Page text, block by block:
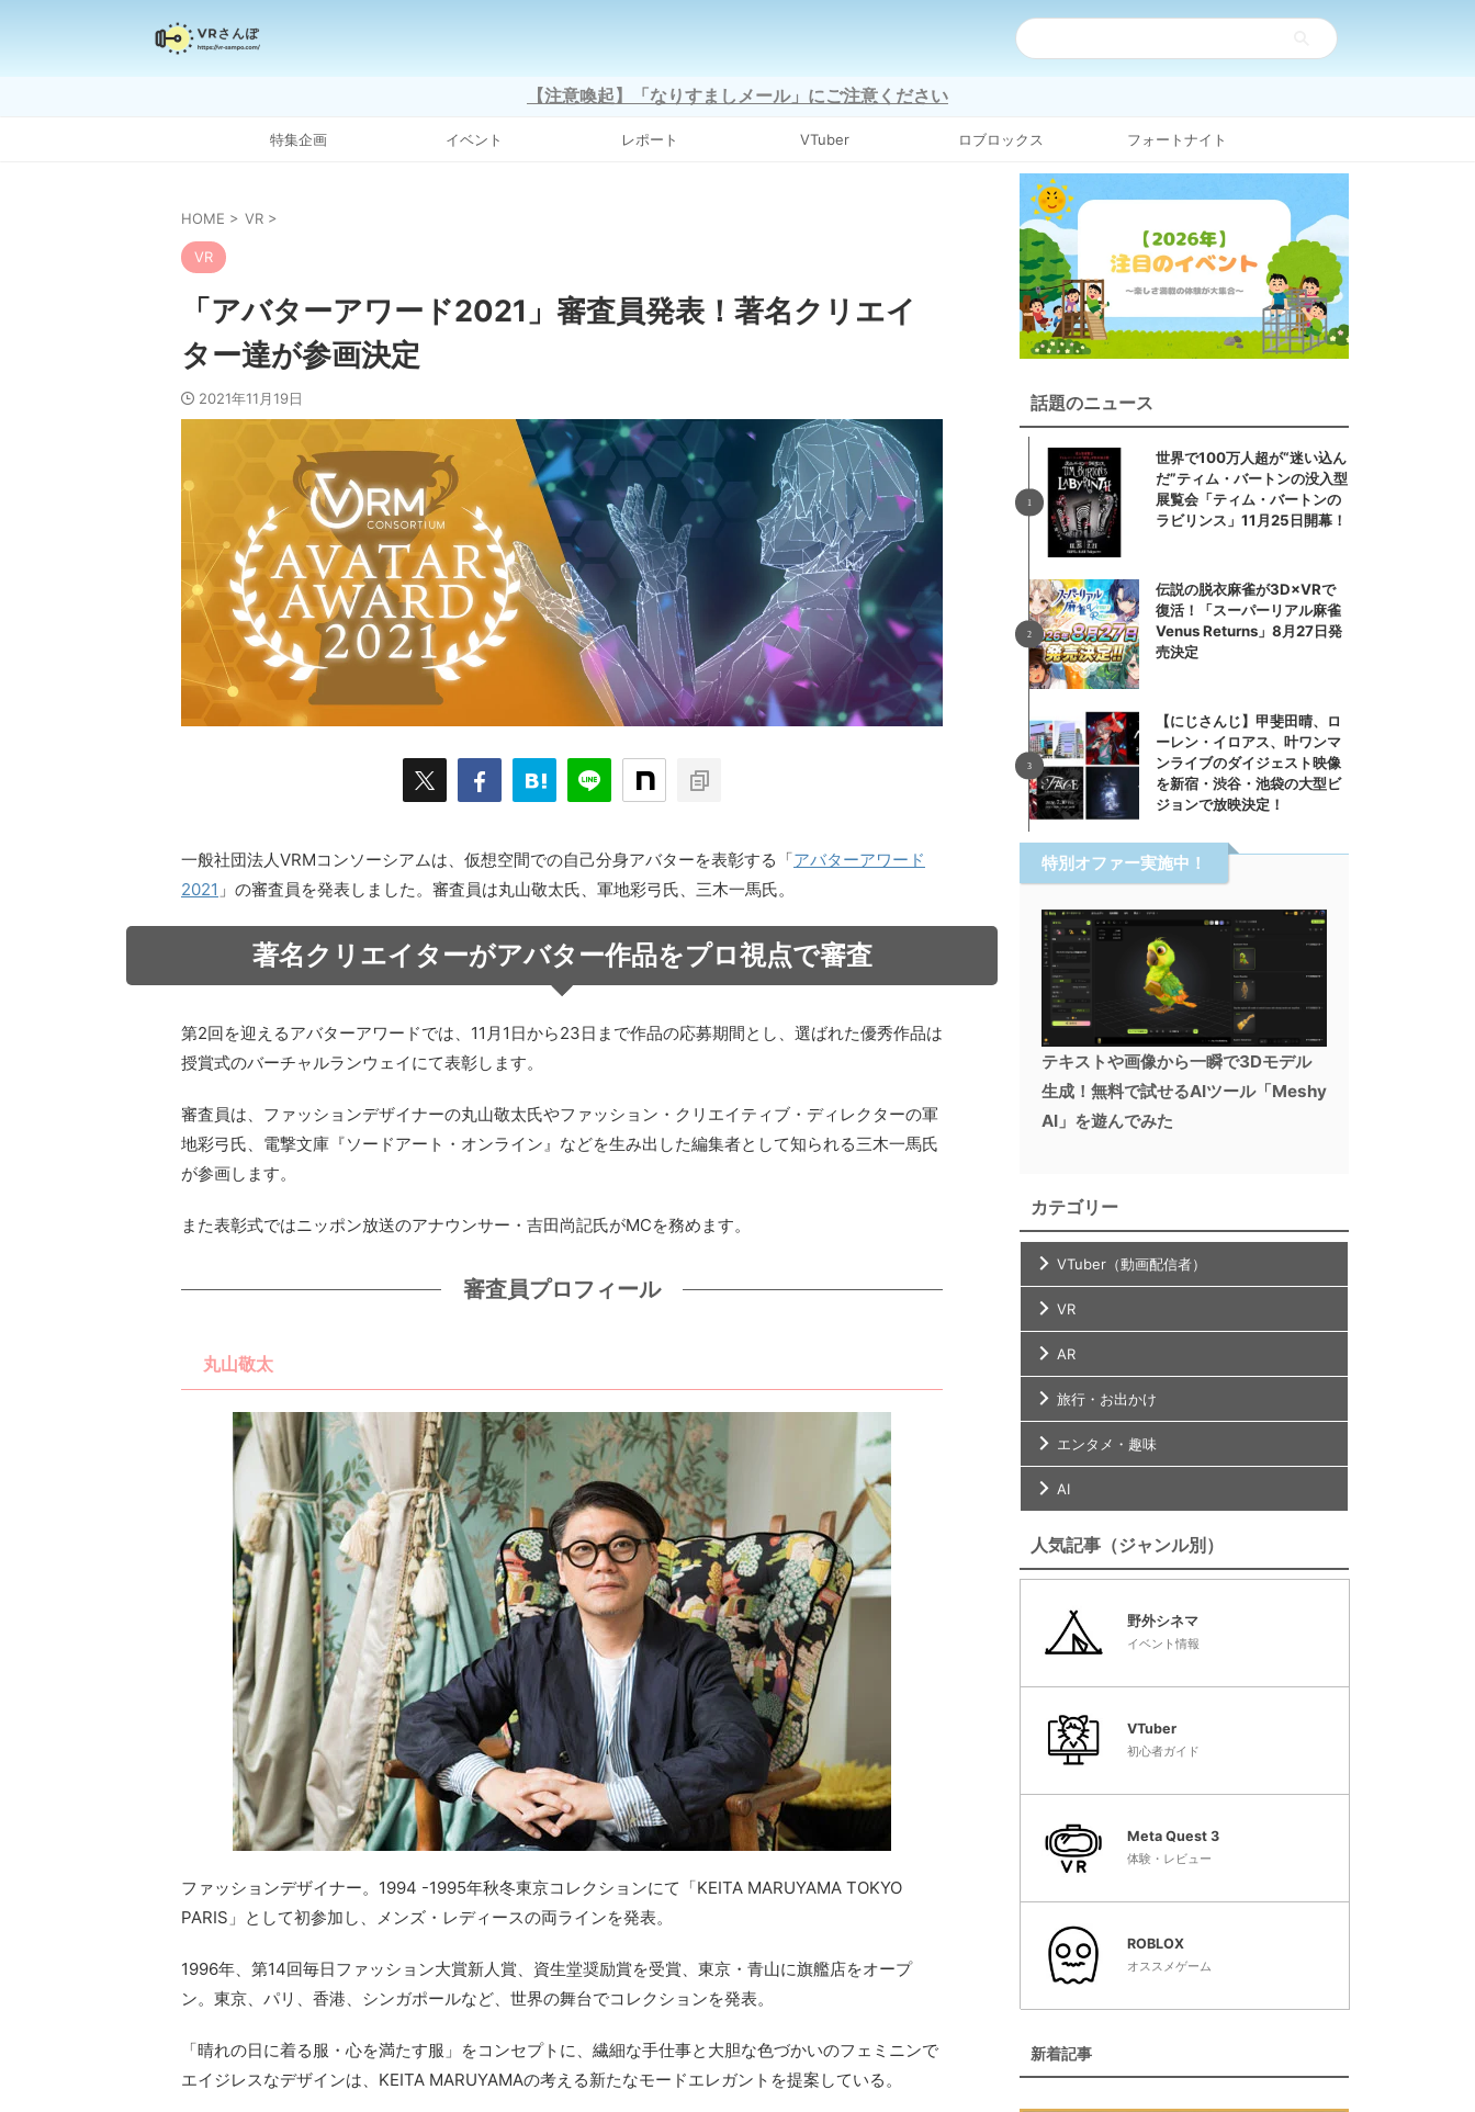
【注意喚起】「なりすましメール」にご注意ください
特集企画 イベント レポート VTuber ロブロックス フォートナイト
HOME > VR >
VR
「アバターアワード2021」審査員発表！著名クリエイ
ター達が参画決定
2021年11月19日
一般社団法人VRMコンソーシアムは、仮想空間での自己分身アバターを表彰する「アバターアワード
2021 」の審査員を発表しました。審査員は丸山敬太氏、軍地彩弓氏、三木一馬氏。
著名クリエイターがアバター作品をプロ視点で審査
第2回を迎えるアバターアワードでは、11月1日から23日まで作品の応募期間とし、選ばれた優秀作品は
授賞式のバーチャルランウェイにて表彰します。
審査員は、ファッションデザイナーの丸山敬太氏やファッション・クリエイティブ・ディレクターの軍
地彩弓氏、電撃文庫『ソードアート・オンライン』などを生み出した編集者として知られる三木一馬氏
が参画します。
また表彰式ではニッポン放送のアナウンサー・吉田尚記氏がMCを務めます。
審査員プロフィール
丸山敬太
ファッションデザイナー。1994 -1995年秋冬東京コレクションにて「KEITA MARUYAMA TOKYO
PARIS」として初参加し、メンズ・レディースの両ラインを発表。
1996年、第14回毎日ファッション大賞新人賞、資生堂奨励賞を受賞、東京・青山に旗艦店をオープ
ン。東京、パリ、香港、シンガポールなど、世界の舞台でコレクションを発表。
「晴れの日に着る服・心を満たす服」をコンセプトに、繊細な手仕事と大胆な色づかいのフェミニンで
エイジレスなデザインは、KEITA MARUYAMAの考える新たなモードエレガントを提案している。
話題のニュース
世界で100万人超が“迷い込ん
だ”ティム・バートンの没入型
展覧会「ティム・バートンの
ラビリンス」11月25日開幕！
伝説の脱衣麻雀が3D×VRで
復活！「スーパーリアル麻雀
Venus Returns」8月27日発
売決定
【にじさんじ】甲斐田晴、ロ
ーレン・イロアス、叶ワンマ
ンライブのダイジェスト映像
を新宿・渋谷・池袋の大型ビ
ジョンで放映決定！
特別オファー実施中！
テキストや画像から一瞬で3Dモデル
生成！無料で試せるAIツール「Meshy
AI」を遊んでみた
カテゴリー
VTuber（動画配信者）
VR
AR
旅行・お出かけ
エンタメ・趣味
AI
人気記事（ジャンル別）
野外シネマ
イベント情報
VTuber
初心者ガイド
Meta Quest 3
体験・レビュー
ROBLOX
オススメゲーム
新着記事